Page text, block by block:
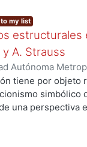
my list
estructurales
A. Strauss
Autónoma
de Información.,
tiene por objeto
simbólico
una perspectiva